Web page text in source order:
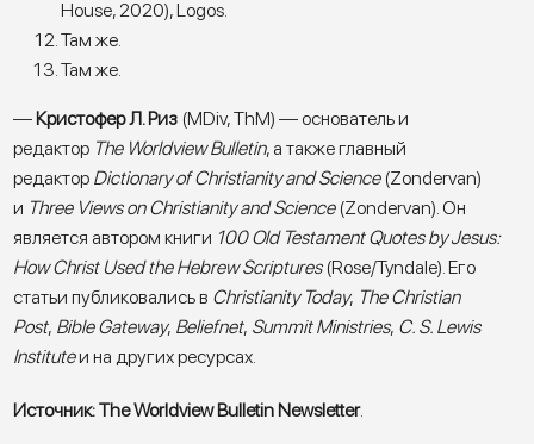
House, 2020), Logos.
Там же.
Там же.
—Кристофер Л. Риз (MDiv, ThM) — основатель и
редактор The Worldview Bulletin, а также главный
редактор Dictionary of Christianity and Science(Zondervan)
и Three Views on Christianity and Science(Zondervan). Он
является автором книги 100 Old Testament Quotes by Jesus:
How Christ Used the Hebrew Scriptures(Rose/Tyndale). Его
статьи публиковались в Christianity Today, The Christian
Post, Bible Gateway, Beliefnet, Summit Ministries, C. S. Lewis
Instituteи на других ресурсах.
Источник: The Worldview Bulletin Newsletter.